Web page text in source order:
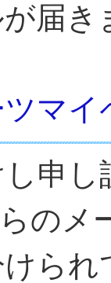
届き
マイ
申
のメ
ら